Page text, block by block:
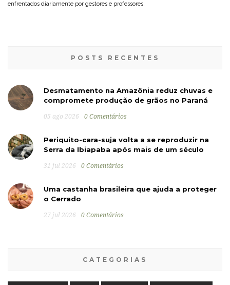
enfrentados diariamente por gestores e professores.
POSTS RECENTES
Desmatamento na Amazônia reduz chuvas e
compromete produção de grãos no Paraná
05 ago 2026 0 Comentários
Periquito-cara-suja volta a se reproduzir na
Serra da Ibiapaba após mais de um século
31 jul 2026 0 Comentários
Uma castanha brasileira que ajuda a proteger
o Cerrado
27 jul 2026 0 Comentários
CATEGORIAS